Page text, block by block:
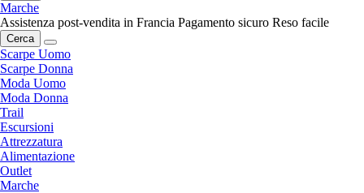
Marche
Assistenza post-vendita in Francia Pagamento sicuro Reso facile
Cerca
Scarpe Uomo
Scarpe Donna
Moda Uomo
Moda Donna
Trail
Escursioni
Attrezzatura
Alimentazione
Outlet
Marche